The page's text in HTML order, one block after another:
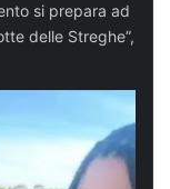
si prepara ad
delle Streghe”,